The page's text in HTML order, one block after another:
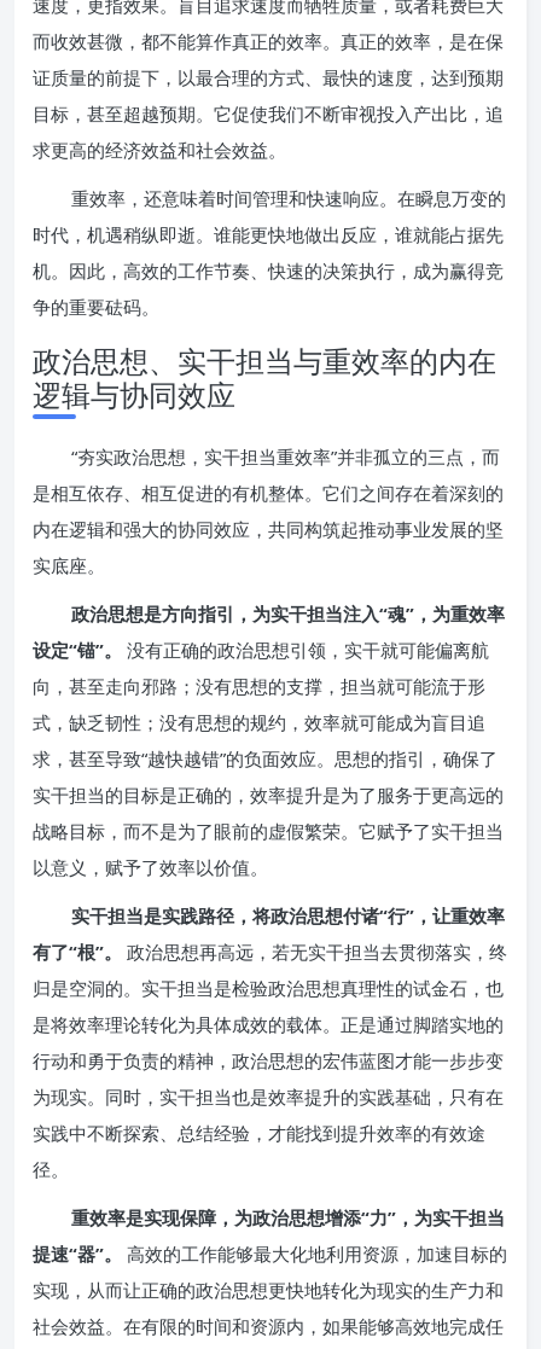
速度，更指效果。盲目追求速度而牺牲质量，或者耗费巨大
而收效甚微，都不能算作真正的效率。真正的效率，是在保
证质量的前提下，以最合理的方式、最快的速度，达到预期
目标，甚至超越预期。它促使我们不断审视投入产出比，追
求更高的经济效益和社会效益。
重效率，还意味着时间管理和快速响应。在瞬息万变的
时代，机遇稍纵即逝。谁能更快地做出反应，谁就能占据先
机。因此，高效的工作节奏、快速的决策执行，成为赢得竞
争的重要砝码。
政治思想、实干担当与重效率的内在
逻辑与协同效应
“夯实政治思想，实干担当重效率”并非孤立的三点，而
是相互依存、相互促进的有机整体。它们之间存在着深刻的
内在逻辑和强大的协同效应，共同构筑起推动事业发展的坚
实底座。
政治思想是方向指引，为实干担当注入“魂”，为重效率
设定“锚”。
没有正确的政治思想引领，实干就可能偏离航
向，甚至走向邪路；没有思想的支撑，担当就可能流于形
式，缺乏韧性；没有思想的规约，效率就可能成为盲目追
求，甚至导致“越快越错”的负面效应。思想的指引，确保了
实干担当的目标是正确的，效率提升是为了服务于更高远的
战略目标，而不是为了眼前的虚假繁荣。它赋予了实干担当
以意义，赋予了效率以价值。
实干担当是实践路径，将政治思想付诸“行”，让重效率
有了“根”。
政治思想再高远，若无实干担当去贯彻落实，终
归是空洞的。实干担当是检验政治思想真理性的试金石，也
是将效率理论转化为具体成效的载体。正是通过脚踏实地的
行动和勇于负责的精神，政治思想的宏伟蓝图才能一步步变
为现实。同时，实干担当也是效率提升的实践基础，只有在
实践中不断探索、总结经验，才能找到提升效率的有效途
径。
重效率是实现保障，为政治思想增添“力”，为实干担当
提速“器”。
高效的工作能够最大化地利用资源，加速目标的
实现，从而让正确的政治思想更快地转化为现实的生产力和
社会效益。在有限的时间和资源内，如果能够高效地完成任